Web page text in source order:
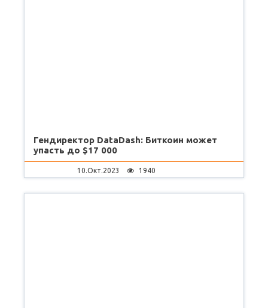
Гендиректор DataDash: Биткоин может
упасть до $17 000
10.Окт.2023 1940